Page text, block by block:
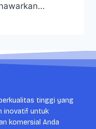
tinggi yang
inovatif untuk
komersial Anda